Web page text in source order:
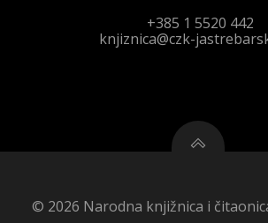
+385 1 5520 442
knjiznica@czk-
© 2026 Narodna knjižnica i